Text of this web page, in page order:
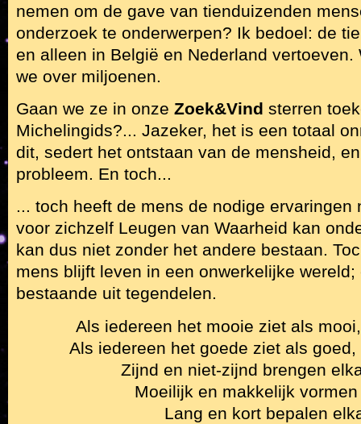
nemen om de gave van tienduizenden
onderzoek te onderwerpen? Ik bedoel: de
en alleen in België en Nederland vertoeven.
we over miljoenen.
Gaan we ze in onze Zoek&Vind sterren
Michelingids?... Jazeker, het is een totaal
dit, sedert het ontstaan van de mensheid,
probleem. En toch...
... toch heeft de mens de nodige ervaringen
voor zichzelf Leugen van Waarheid kan
kan dus niet zonder het andere bestaan.
mens blijft leven in een onwerkelijke wereld;
bestaande uit tegendelen.
Als iedereen het mooie ziet als
Als iedereen het goede ziet als
Zijnd en niet-zijnd brengen
Moeilijk en makkelijk
Lang en kort bepalen